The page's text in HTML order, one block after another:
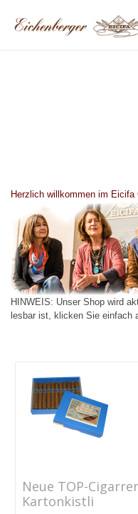
Herzlich willkommen im
HINWEIS: Unser Shop wird
lesbar ist, klicken Sie einfach
Neue TOP-
Kartonkistli